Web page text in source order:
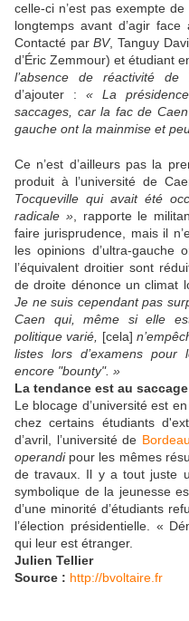
celle-ci n’est pas exempte
longtemps avant d’agir
Contacté parBV, Tanguy
d’Éric Zemmour) et étudiant
l’absence de réactivité
d’ajouter : « La
saccages, car la fac de
gauche ont la mainmise et
Ce n’est d’ailleurs pas la
produit à l’université de
Tocqueville qui avait été
radicale », rapporte le
faire jurisprudence, mais il
les opinions d’ultra-gauche
l’équivalent droitier sont
de droite dénonce un climat
Je ne suis cependant pas
Caen qui, même si elle
politique varié,
[cela]
listes lors d’examens
encore "bounty". »
La tendance est au saccage
Le blocage d’université est
chez certains étudiants
d’avril, l’université de
operandipour les mêmes
de travaux. Il y a tout juste
symbolique de la jeunesse
d’une minorité d’étudiants
l’élection présidentielle. «
qui leur est étranger.
Julien Tellier
Source : http://bvoltaire.fr